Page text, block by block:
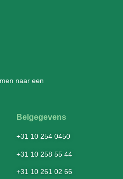
naar een
Belgegevens
+31 10 254 0450
+31 10 258 55 44
+31 10 261 02 66